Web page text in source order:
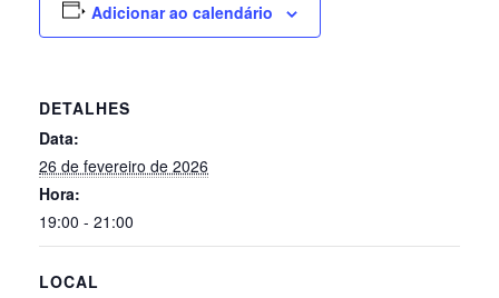
Adicionar ao calendário
DETALHES
Data:
26 de fevereiro de 2026
Hora:
19:00 - 21:00
LOCAL